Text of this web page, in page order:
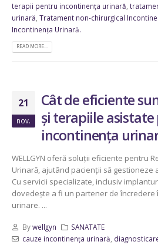
terapii pentru incontinența urinară,
urinară, Tratament non-chirurgical
Incontinența Urinară.
READ MORE...
21
nov.
Cât de eficiente
și terapiile
incontinența
WELLGYN oferă soluții eficiente pentru
Urinară, ajutând pacienții să gestioneze
Cu servicii specializate, inclusiv
dovedește a fi un partener de
urinare. ...
Bywellgyn
SANATATE
cauze incontinența urinară